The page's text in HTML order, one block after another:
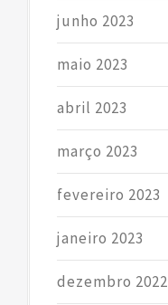
junho 2023
maio 2023
abril 2023
março 2023
fevereiro 2023
janeiro 2023
dezembro 2022